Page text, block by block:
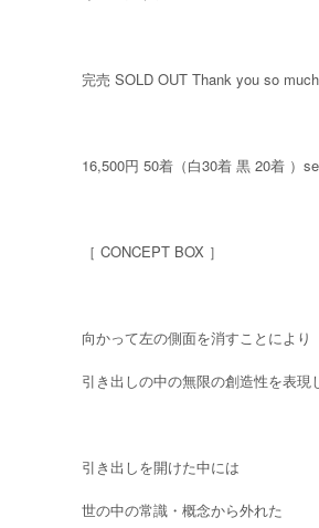
完売 SOLD OUT Thank you so
16,500円 50着（白30着 黒 20着 ）
［ CONCEPT BOX ］
向かって左の側面を消すことにより
引き出しの中の無限の創造性を表現
引き出しを開けた中には
世の中の常識・概念から外れた